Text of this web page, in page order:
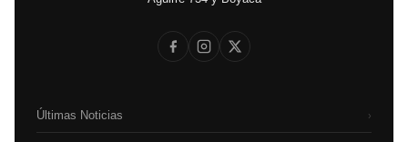
Últimas Noticias ›